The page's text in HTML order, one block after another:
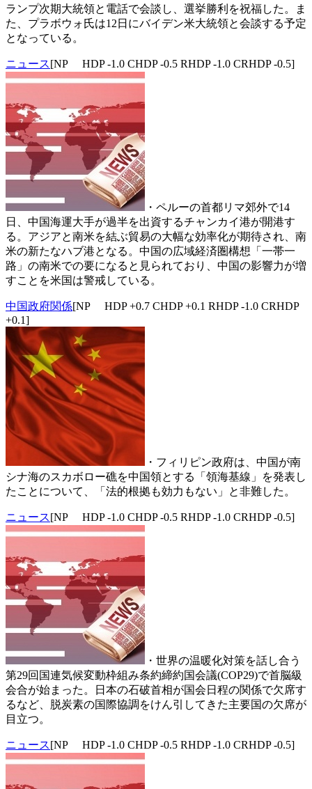
ランプ次期大統領と電話で会談し、選挙勝利を祝福した。ま
た、プラボウォ氏は12日にバイデン米大統領と会談する予定
となっている。
ニュース[NP HDP -1.0 CHDP -0.5 RHDP -1.0 CRHDP -0.5]
・ペルーの首都リマ郊外で14
日、中国海運大手が過半を出資するチャンカイ港が開港す
る。アジアと南米を結ぶ貿易の大幅な効率化が期待され、南
米の新たなハブ港となる。中国の広域経済圏構想「一帯一
路」の南米での要になると見られており、中国の影響力が増
すことを米国は警戒している。
中国政府関係[NP HDP +0.7 CHDP +0.1 RHDP -1.0 CRHDP
+0.1]
・フィリピン政府は、中国が南
シナ海のスカボロー礁を中国領とする「領海基線」を発表し
たことについて、「法的根拠も効力もない」と非難した。
ニュース[NP HDP -1.0 CHDP -0.5 RHDP -1.0 CRHDP -0.5]
・世界の温暖化対策を話し合う
第29回国連気候変動枠組み条約締約国会議(COP29)で首脳級
会合が始まった。日本の石破首相が国会日程の関係で欠席す
るなど、脱炭素の国際協調をけん引してきた主要国の欠席が
目立つ。
ニュース[NP HDP -1.0 CHDP -0.5 RHDP -1.0 CRHDP -0.5]